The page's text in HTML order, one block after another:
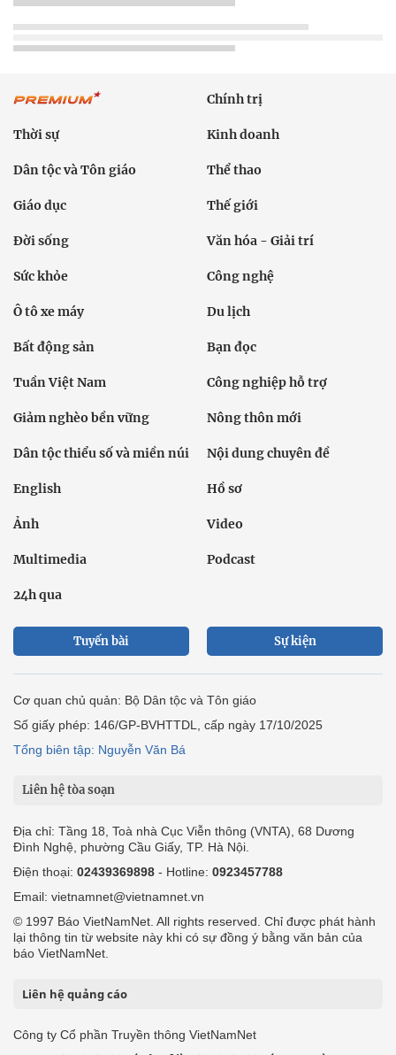
Chính trị
Thời sự Kinh doanh
Dân tộc và Tôn giáo Thể thao
Giáo dục Thế giới
Đời sống Văn hóa - Giải trí
Sức khỏe Công nghệ
Ô tô xe máy Du lịch
Bất động sản Bạn đọc
Tuần Việt Nam Công nghiệp hỗ trợ
Giảm nghèo bền vững Nông thôn mới
Dân tộc thiểu số và miền núi Nội dung chuyên đề
English Hồ sơ
Ảnh Video
Multimedia Podcast
24h qua
Tuyến bài Sự kiện
Cơ quan chủ quản: Bộ Dân tộc và Tôn giáo
Số giấy phép: 146/GP-BVHTTDL, cấp ngày 17/10/2025
Tổng biên tập: Nguyễn Văn Bá
Liên hệ tòa soạn
Địa chỉ: Tầng 18, Toà nhà Cục Viễn thông (VNTA), 68 Dương
Đình Nghệ, phường Cầu Giấy, TP. Hà Nội.
Điện thoại: 02439369898 - Hotline: 0923457788
Email: vietnamnet@vietnamnet.vn
© 1997 Báo VietNamNet. All rights reserved. Chỉ được phát hành
lại thông tin từ website này khi có sự đồng ý bằng văn bản của
báo VietNamNet.
Liên hệ quảng cáo
Công ty Cổ phần Truyền thông VietNamNet